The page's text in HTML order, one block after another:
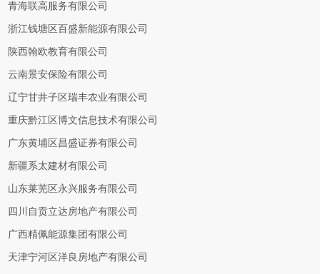
青海联高服务有限公司
浙江钱塘区百盛新能源有限公司
陕西翰欧教育有限公司
云南景安保险有限公司
辽宁甘井子区瑞丰农业有限公司
重庆黔江区博文信息技术有限公司
广东黄埔区昌盛证券有限公司
新疆系太建材有限公司
山东莱芜区永兴服务有限公司
四川自贡立达房地产有限公司
广西精佩能源集团有限公司
天津宁河区洋良房地产有限公司